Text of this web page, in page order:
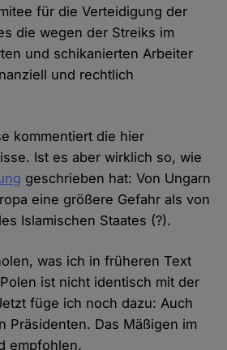
für die Verteidigung der
die wegen der Streiks im
und schikanierten Arbeiter
und rechtlich
kommentiert die hier
Ist es aber wirklich so, wie
geschrieben hat: Von Ungarn
eine größere Gefahr als von
Islamischen Staates (?).
was ich in früheren Text
ist nicht identisch mit der
füge ich noch dazu: Auch
Präsidenten. Das Mäßigen im
empfohlen.